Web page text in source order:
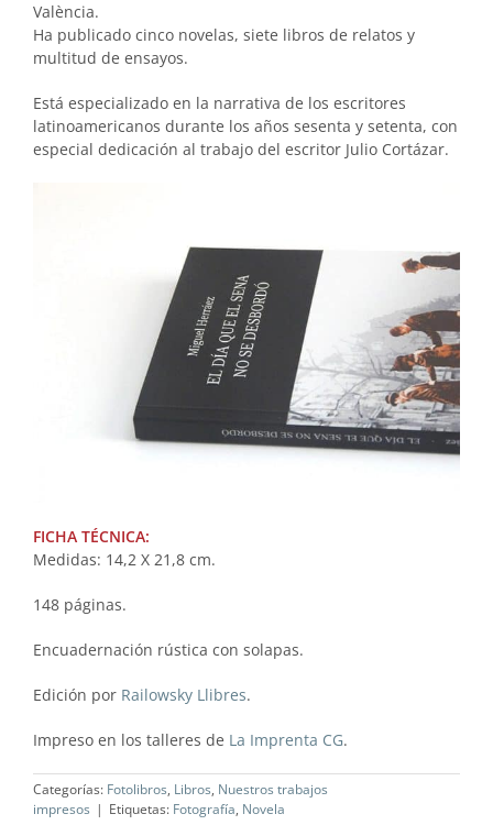
València.
Ha publicado cinco novelas, siete libros de relatos y
multitud de ensayos.
Está especializado en la narrativa de los escritores
latinoamericanos durante los años sesenta y setenta, con
especial dedicación al trabajo del escritor Julio Cortázar.
FICHA TÉCNICA:
Medidas: 14,2 X 21,8 cm.
148 páginas.
Encuadernación rústica con solapas.
Edición por Railowsky Llibres.
Impreso en los talleres de La Imprenta CG.
Categorías: Fotolibros, Libros, Nuestros trabajos
impresos | Etiquetas: Fotografía, Novela